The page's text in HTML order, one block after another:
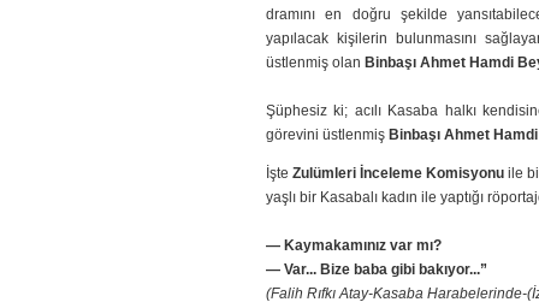
dramını en doğru şekilde
yapılacak kişilerin bulunmasını
üstlenmiş olan Binbaşı Ahmet Hamdi
Şüphesiz ki; acılı Kasaba halkı
görevini üstlenmiş Binbaşı Ahmet
İşteZulümleri İnceleme Komisyonu ile
yaşlı bir Kasabalı kadın ile yaptığı
— Kaymakamınız var mı?
— Var... Bize baba gibi bakıyor...”
(Falih Rıfkı Atay-Kasaba Harabelerinde-